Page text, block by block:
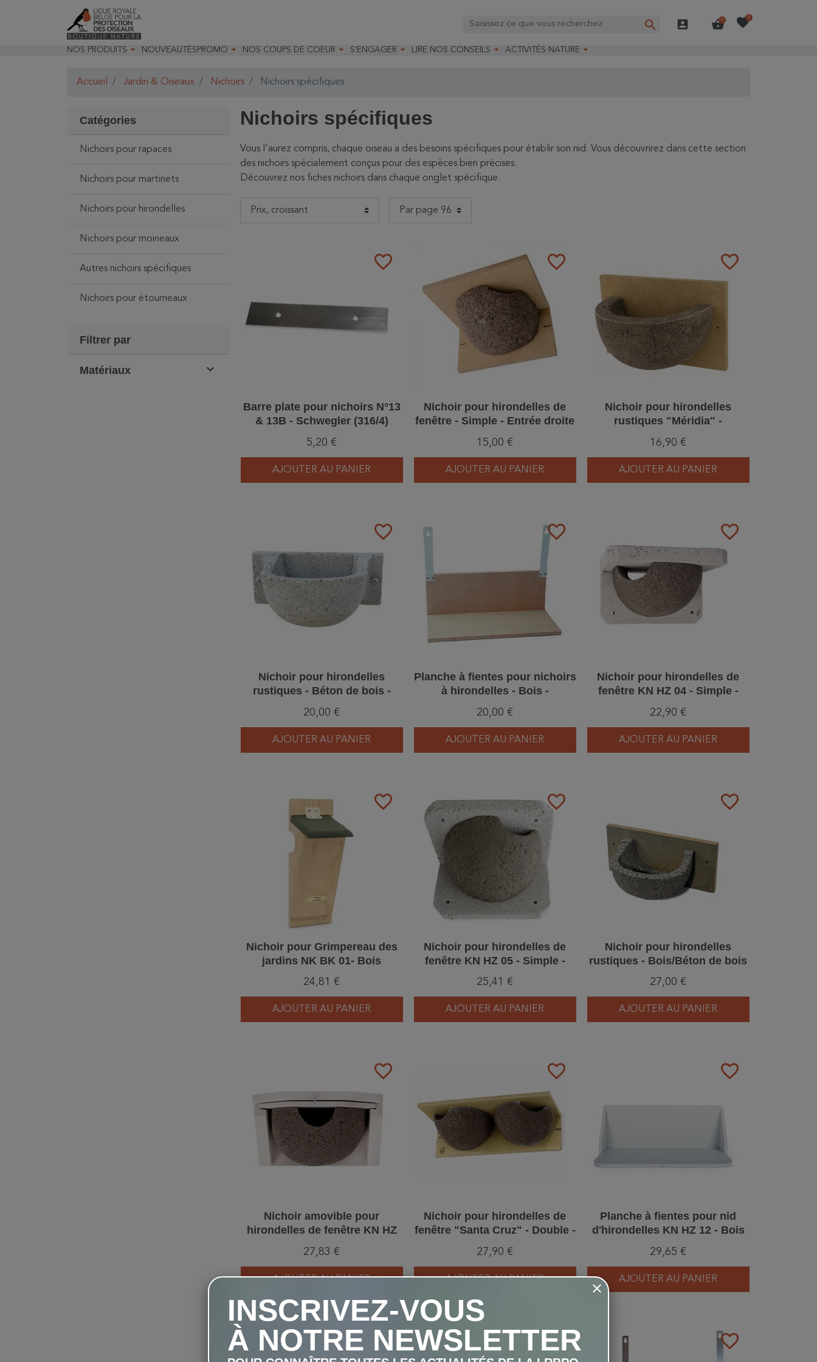
search account_box shopping_basket
0 favorite0
NOS PRODUITS 
Optique 
Randonnées & observations
Livres & papeterie
Décoration & accessoires
NOUVEAUTÉS PROMO 
Promo Optique
NOS COUPS DE COEUR 
Nos marques
S'ENGAGER  LIRE NOS CONSEILS  ACTIVITÉS NATURE 
Accueil Jardin & Oiseaux Nichoirs Nichoirs spécifiques
Catégories
Nichoirs pour rapaces
Nichoirs pour martinets
Nichoirs pour hirondelles
Nichoirs pour moineaux
Autres nichoirs spécifiques
Nichoirs pour étourneaux
Filtrer par
Matériaux 
Nichoirs spécifiques
Vous l'aurez compris, chaque oiseau a des besoins spécifiques pour établir son nid. Vous découvrirez dans cette section
des nichoirs spécialement conçus pour des espèces bien précises.
Découvrez nos fiches nichoirs dans chaque onglet spécifique.
favorite_border
Barre plate pour nichoirs N°13
& 13B - Schwegler (316/4)
5,20 €
AJOUTER AU PANIER
favorite_border
Nichoir pour hirondelles de
fenêtre - Simple - Entrée droite
- Bois/Béton de bois
15,00 €
AJOUTER AU PANIER
favorite_border
Nichoir pour hirondelles
rustiques "Méridia" -
Bois/Béton de bois
16,90 €
AJOUTER AU PANIER
favorite_border
Nichoir pour hirondelles
rustiques - Béton de bois -
20,00 €
AJOUTER AU PANIER
favorite_border
Planche à fientes pour nichoirs
à hirondelles - Bois -
20,00 €
AJOUTER AU PANIER
favorite_border
Nichoir pour hirondelles de
fenêtre KN HZ 04 - Simple -
22,90 €
AJOUTER AU PANIER
favorite_border
Nichoir pour Grimpereau des
jardins NK BK 01- Bois
24,81 €
AJOUTER AU PANIER
favorite_border
Nichoir pour hirondelles de
fenêtre KN HZ 05 - Simple -
Entrée droite - Béton de bois
25,41 €
AJOUTER AU PANIER
favorite_border
Nichoir pour hirondelles
rustiques - Bois/Béton de bois
- Schwegler (N°10 - 330/0)
27,00 €
AJOUTER AU PANIER
favorite_border
Nichoir amovible pour
hirondelles de fenêtre KN HZ
10 - Simple
27,83 €
AJOUTER AU PANIER
favorite_border
Nichoir pour hirondelles de
fenêtre "Santa Cruz" - Double -
Bois/Béton de bois
27,90 €
AJOUTER AU PANIER
favorite_border
Planche à fientes pour nid
d'hirondelles KN HZ 12 - Bois
29,65 €
AJOUTER AU PANIER
favorite_border favorite_border favorite_border
INSCRIVEZ-VOUS
À NOTRE NEWSLETTER